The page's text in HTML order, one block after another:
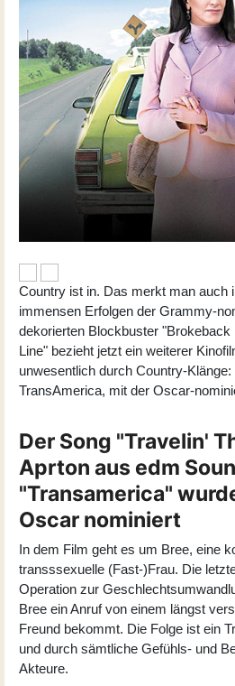
Country ist in. Das merkt man auch
immensen Erfolgen der Grammy-
dekorierten Blockbuster "Brokeback
Line" bezieht jetzt ein weiterer
unwesentlich durch Country-
TransAmerica, mit der Oscar-
Der Song "Travelin'
Aprton aus edm
"Transamerica"
Oscar nominiert
In dem Film geht es um Bree, eine
transssexuelle (Fast-)Frau. Die
Operation zur
Bree ein Anruf von einem längst
Freund bekommt. Die Folge ist ein
und durch sämtliche Gefühls- und
Akteure.